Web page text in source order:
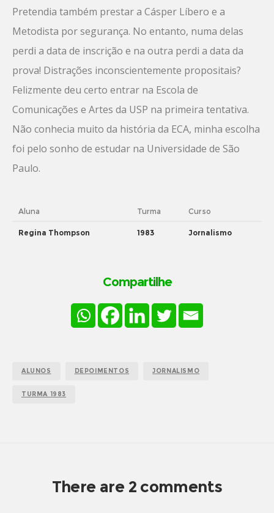
Pretendia também prestar a Cásper Líbero e a
Metodista por segurança. No entanto, numa delas
perdi a data de inscrição e na outra perdi a data da
prova! Distrações inconscientemente propositais?
Felizmente deu certo entrar na Escola de
Comunicações e Artes da USP na primeira tentativa.
Não conhecia muito da história da ECA, minha escolha
foi pelo sonho de estudar na Universidade de São
Paulo.
Aluna Turma Curso
Regina Thompson 1983 Jornalismo
Compartilhe
ALUNOS DEPOIMENTOS JORNALISMO
TURMA 1983
There are 2 comments